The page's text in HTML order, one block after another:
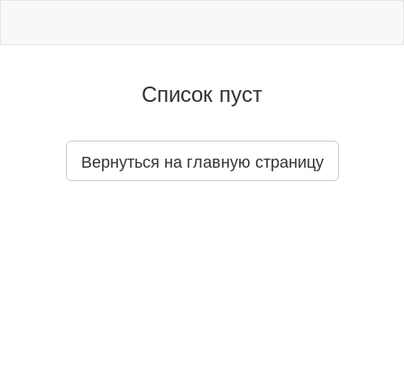
Список пуст
Вернуться на главную страницу